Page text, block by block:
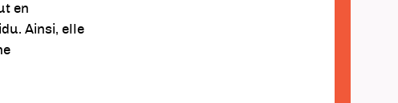
en
Ainsi, elle